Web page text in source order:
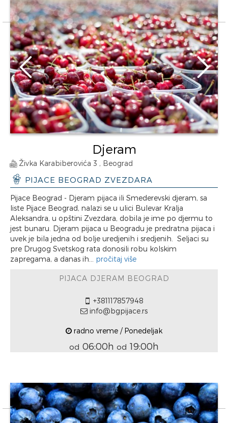
Djeram
Živka Karabiberovića 3 , Beograd
PIJACE BEOGRAD ZVEZDARA
Pijace Beograd - Djeram pijaca ili Smederevski djeram, sa
liste Pijace Beograd, nalazi se u ulici Bulevar Kralja
Aleksandra, u opštini Zvezdara, dobila je ime po djermu to
jest bunaru. Djeram pijaca u Beogradu je predratna pijaca i
uvek je bila jedna od bolje uredjenih i sredjenih. Seljaci su
pre Drugog Svetskog rata donosili robu kolskim
zapregama, a danas ih... pročitaj više
PIJACA DJERAM BEOGRAD
+381117857948
info@bgpijace.rs
radno vreme / Ponedeljak
od 06:00h od 19:00h